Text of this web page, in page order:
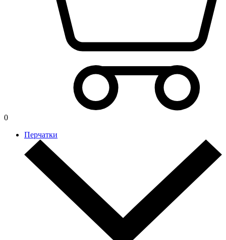
0
Перчатки